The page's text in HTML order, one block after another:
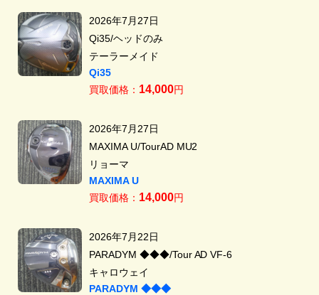
2026年7月27日
Qi35/ヘッドのみ
テーラーメイド
Qi35
買取価格： 14,000円
2026年7月27日
MAXIMA U/TourAD MU2
リョーマ
MAXIMA U
買取価格： 14,000円
2026年7月22日
PARADYM ◆◆◆/Tour AD VF-6
キャロウェイ
PARADYM ◆◆◆